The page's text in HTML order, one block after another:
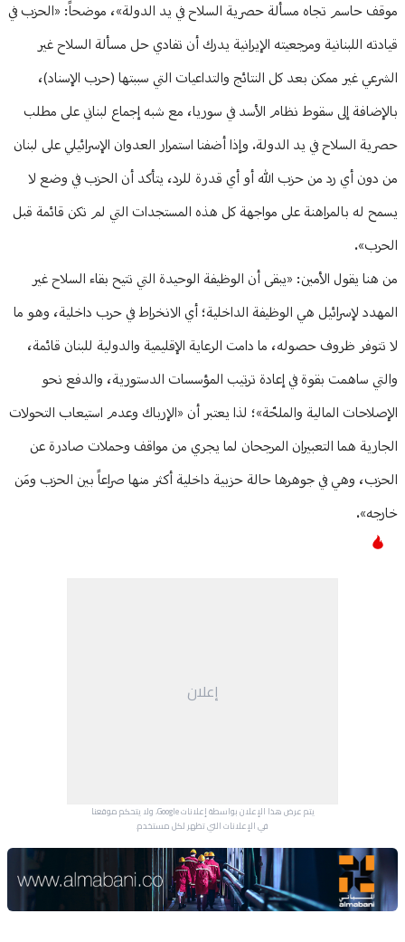
موقف حاسم تجاه مسألة حصرية السلاح في يد الدولة»، موضحاً: «الحزب في
قيادته اللبنانية ومرجعيته الإيرانية يدرك أن تفادي حل مسألة السلاح غير
الشرعي غير ممكن بعد كل النتائج والتداعيات التي سببتها (حرب الإسناد)،
بالإضافة إلى سقوط نظام الأسد في سوريا، مع شبه إجماع لبناني على مطلب
حصرية السلاح في يد الدولة. وإذا أضفنا استمرار العدوان الإسرائيلي على لبنان
من دون أي رد من حزب الله أو أي قدرة للرد، يتأكد أن الحزب في وضع لا
يسمح له بالمراهنة على مواجهة كل هذه المستجدات التي لم تكن قائمة قبل
الحرب».
من هنا يقول الأمين: «يبقى أن الوظيفة الوحيدة التي تتيح بقاء السلاح غير
المهدد لإسرائيل هي الوظيفة الداخلية؛ أي الانخراط في حرب داخلية، وهو ما
لا تتوفر ظروف حصوله، ما دامت الرعاية الإقليمية والدولية للبنان قائمة،
والتي ساهمت بقوة في إعادة ترتيب المؤسسات الدستورية، والدفع نحو
الإصلاحات المالية والملحّة»؛ لذا يعتبر أن «الإرباك وعدم استيعاب التحولات
الجارية هما التعبيران المرجحان لما يجري من مواقف وحملات صادرة عن
الحزب، وهي في جوهرها حالة حزبية داخلية أكثر منها صراعاً بين الحزب ومَن
خارجه».
إعلان
يتم عرض هذا الإعلان بواسطة إعلانات Google، ولا يتحكم موقعنا
في الإعلانات التي تظهر لكل مستخدم.
Advertisement Section